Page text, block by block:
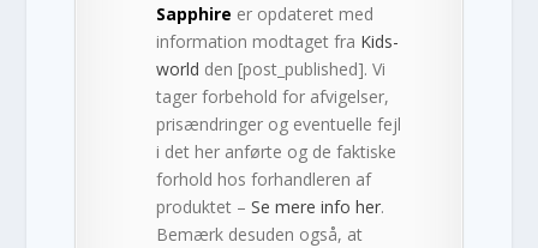
Sapphire er opdateret med
information modtaget fra Kids-
world den [post_published]. Vi
tager forbehold for afvigelser,
prisændringer og eventuelle fejl
i det her anførte og de faktiske
forhold hos forhandleren af
produktet –Se mere info her.
Bemærk desuden også, at